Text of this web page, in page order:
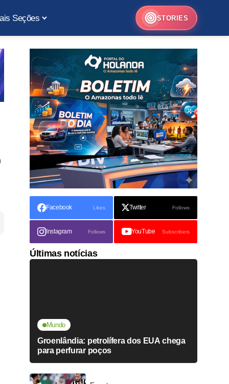
Seções STORIES
Facebook Likes Twitter Follows
Instagram Follows YouTube Subscribers
Últimas notícias
Mundo
Groenlândia: petrolífera dos EUA chega
para perfurar poços